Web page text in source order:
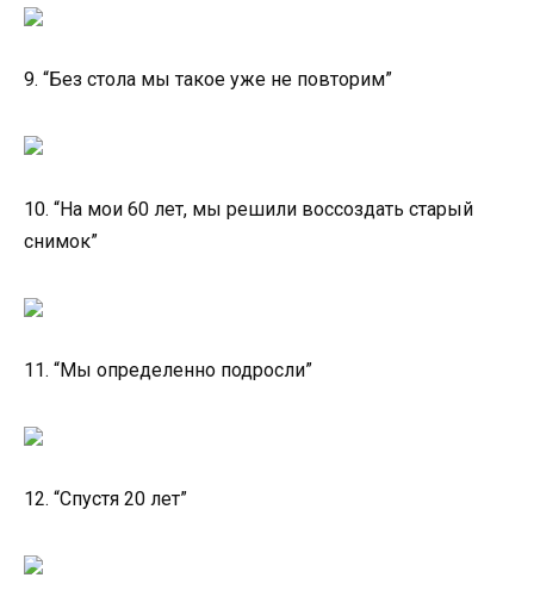
9. “Без стола мы такое уже не повторим”
10. “На мои 60 лет, мы решили воссоздать старый
снимок”
11. “Мы определенно подросли”
12. “Спустя 20 лет”